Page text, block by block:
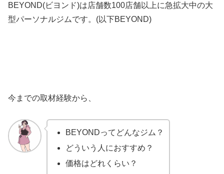
BEYOND(ビヨンド)は店舗数100店舗以上に急拡大中の大
型パーソナルジムです。(以下BEYOND)
今までの取材経験から、
BEYONDってどんなジム？
どういう人におすすめ？
価格はどれくらい？